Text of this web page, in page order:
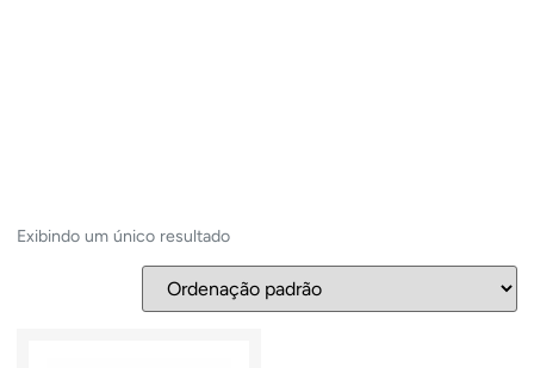
Exibindo um único resultado